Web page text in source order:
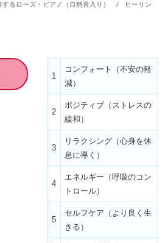
するローズ・ピアノ（自然音入り） / ヒーリン
1
コンフォート（不安の軽
減）
2
ポジティブ（ストレスの
緩和）
3
リラクシング（心身を休
息に導く）
4
エネルギー（呼吸のコン
トロール）
5
セルフケア（より良く生
きる）